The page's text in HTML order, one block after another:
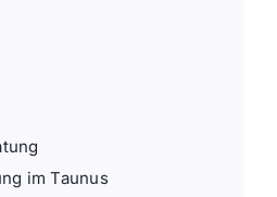
im Taunus